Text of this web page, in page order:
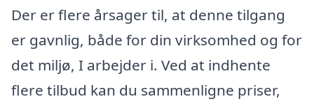
Der er flere årsager til, at denne tilgang
er gavnlig, både for din virksomhed og for
det miljø, I arbejder i. Ved at indhente
flere tilbud kan du sammenligne priser,